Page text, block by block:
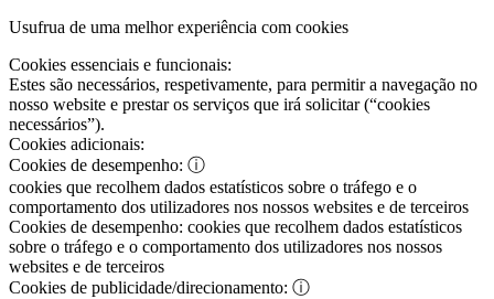
Usufrua de uma melhor experiência com cookies
Cookies essenciais e funcionais:
Estes são necessários, respetivamente, para permitir a navegação no
nosso website e prestar os serviços que irá solicitar (“cookies
necessários”).
Cookies adicionais:
Cookies de desempenho: ⓘ
cookies que recolhem dados estatísticos sobre o tráfego e o
comportamento dos utilizadores nos nossos websites e de terceiros
Cookies de desempenho: cookies que recolhem dados estatísticos
sobre o tráfego e o comportamento dos utilizadores nos nossos
websites e de terceiros
Cookies de publicidade/direcionamento: ⓘ